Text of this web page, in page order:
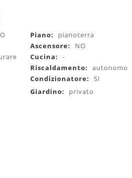
Piano:
pianoterra
Ascensore:
NO
Cucina:
-
Riscaldamento:
autonomo
Condizionatore:
SI
Giardino:
privato